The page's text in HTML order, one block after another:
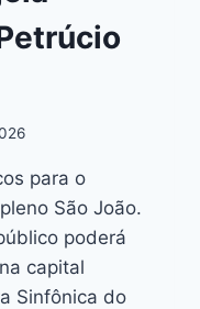
para o
São João.
poderá
capital
Sinfônica do